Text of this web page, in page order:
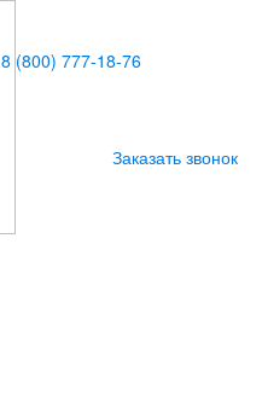
8 (800) 777-18-76
Заказать звонок